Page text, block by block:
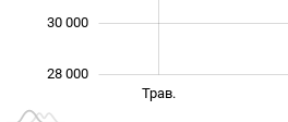
28 000
30 000
Трав.